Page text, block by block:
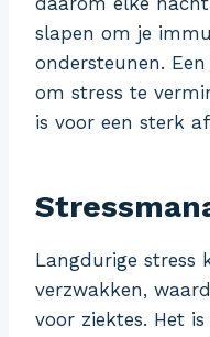
slapen om je
ondersteunen.
om stress te
is voor een sterk
Langdurige stress
verzwakken,
voor ziektes. Het